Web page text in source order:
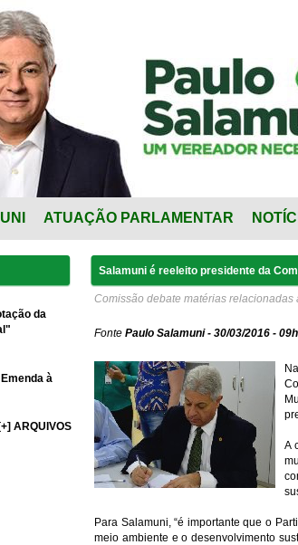
ATUAÇÃO PARLAMENTAR
da
à
[+] ARQUIVOS
Salamuni é reeleito presidente da
Comissão debate matérias
Fonte Paulo Salamuni - 30/03/2016 -
A
Para Salamuni, “é importante que o
meio ambiente e o desenvolvimento